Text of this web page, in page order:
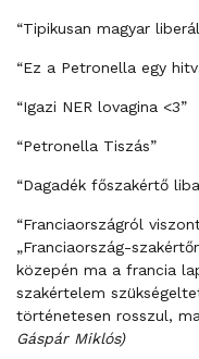
“Tipikusan magyar
“Ez a Petronella egy
“Igazi NER lovagina <3”
“Petronella Tiszás”
“Dagadék főszakértő
“Franciaországról
„Franciaország-
közepén ma a francia
szakértelem
történetesen rosszul,
Gáspár Miklós)